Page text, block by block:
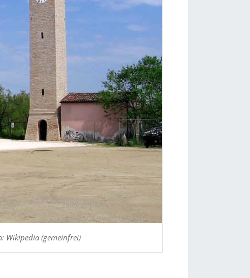
Wikipedia (gemeinfrei)